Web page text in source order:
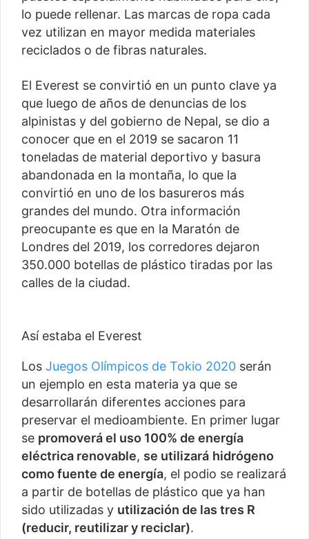
lo puede rellenar. Las marcas de ropa cada
vez utilizan en mayor medida materiales
reciclados o de fibras naturales.
El Everest se convirtió en un punto clave ya
que luego de años de denuncias de los
alpinistas y del gobierno de Nepal, se dio a
conocer que en el 2019 se sacaron 11
toneladas de material deportivo y basura
abandonada en la montaña, lo que la
convirtió en uno de los basureros más
grandes del mundo. Otra información
preocupante es que en la Maratón de
Londres del 2019, los corredores dejaron
350.000 botellas de plástico tiradas por las
calles de la ciudad.
Así estaba el Everest
Los Juegos Olímpicos de Tokio 2020 serán
un ejemplo en esta materia ya que se
desarrollarán diferentes acciones para
preservar el medioambiente. En primer lugar
se promoverá el uso 100% de energía
eléctrica renovable, se utilizará hidrógeno
como fuente de energía, el podio se realizará
a partir de botellas de plástico que ya han
sido utilizadas y utilización de las tres R
(reducir, reutilizar y reciclar).